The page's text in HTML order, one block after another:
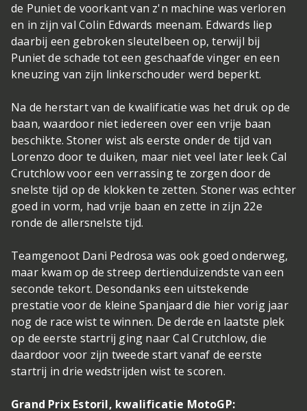
de Puniet de voorkant van z'n machine was verloren
en in zijn val Colin Edwards meenam. Edwards liep
daarbij een gebroken sleutelbeen op, terwijl bij
Puniet de schade tot een geschaafde vinger en een
kneuzing van zijn linkerschouder werd beperkt.
Na de herstart van de kwalificatie was het druk op de
baan, waardoor niet iedereen over een vrije baan
beschikte. Stoner wist als eerste onder de tijd van
Lorenzo door te duiken, maar niet veel later leek Cal
Crutchlow voor een verrassing te zorgen door de
snelste tijd op de klokken te zetten. Stoner was echter
goed in vorm, had vrije baan en zette in zijn 22e
ronde de allersnelste tijd.
Teamgenoot Dani Pedrosa was ook goed onderweg,
maar kwam op de streep dertienduizendste van een
seconde tekort. Desondanks een uitstekende
prestatie voor de kleine Spanjaard die hier vorig jaar
nog de race wist te winnen. De derde en laatste plek
op de eerste startrij ging naar Cal Crutchlow, die
daardoor voor zijn tweede start vanaf de eerste
startrij in drie wedstrijden wist te scoren.
Grand Prix Estoril, kwalificatie MotoGP: